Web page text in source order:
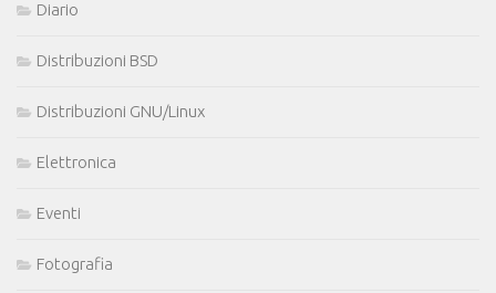
Diario
Distribuzioni BSD
Distribuzioni GNU/Linux
Elettronica
Eventi
Fotografia